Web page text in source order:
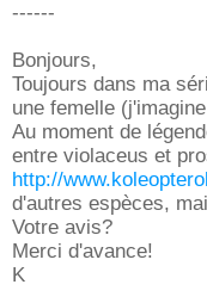
------
Bonjours,
Toujours dans ma
une femelle
Au moment de
entre violaceus et
http://
d'autres espèces,
Votre avis?
Merci d'avance!
K